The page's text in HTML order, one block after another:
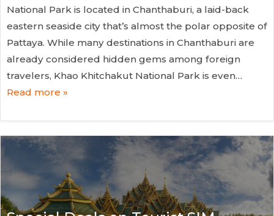
National Park is located in Chanthaburi, a laid-back
eastern seaside city that’s almost the polar opposite of
Pattaya. While many destinations in Chanthaburi are
already considered hidden gems among foreign
travelers, Khao Khitchakut National Park is even…
Read more »